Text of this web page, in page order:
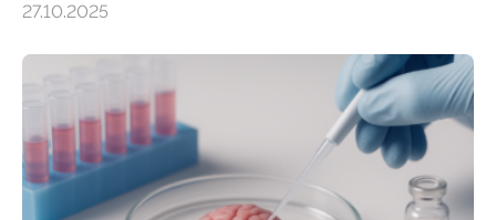
aus dem Deutschen Zentrum für Herzinsuffizienz
im Journal Circulation, warum der Energietransport bei
der Hypertrophen Kardiomyopathie (HCM) versagen
kann und wie sich durch eine Verringerung der
Herzbelastung und des oxidativen Stresses
Rhythmusstörungen reduzieren lassen. Würzburg. Die
hypertrophe Kardiomyopathie (HCM) ist die häufigste
27.10.2025